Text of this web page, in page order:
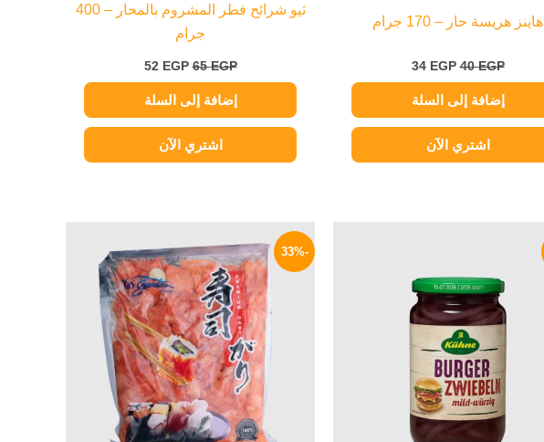
هاينز هريسة حار – 170 جرام
40EGP
34 EGP
إضافة إلى السلة
اشتري الآن
ثيو شرائح فطر المشروم بالمحار – 400
جرام
65EGP
52 EGP
إضافة إلى السلة
اشتري الآن
200 EGP.
-33%
الأصلي
هو:
299 EGP.
هو:
199 EGP.